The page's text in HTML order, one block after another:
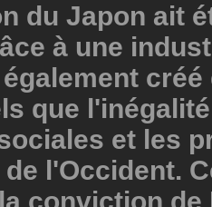
du Japon ait
à une
que
et les
l'Occident.